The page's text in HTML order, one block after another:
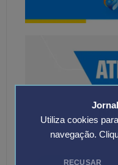
Utiliza cookies
navegação.
RECUSAR